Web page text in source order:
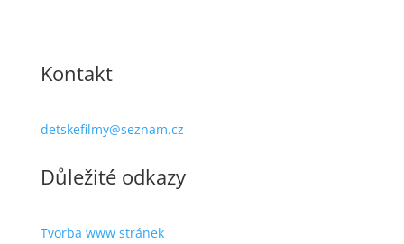
Kontakt
detskefilmy@seznam.cz
Důležité odkazy
Tvorba www stránek